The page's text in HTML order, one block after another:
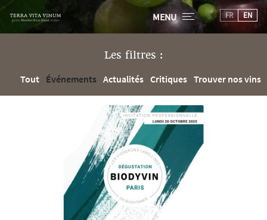
MENU FR EN
Les filtres :
Tout Événements Actualités Critiques Trouver nos vins